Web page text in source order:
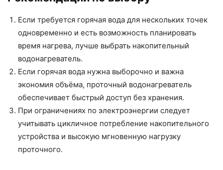
Если требуется горячая вода для нескольких точек
одновременно и есть возможность планировать
время нагрева, лучше выбрать накопительный
водонагреватель.
Если горячая вода нужна выборочно и важна
экономия объёма, проточный водонагреватель
обеспечивает быстрый доступ без хранения.
При ограничениях по электроэнергии следует
учитывать цикличное потребление накопительного
устройства и высокую мгновенную нагрузку
проточного.